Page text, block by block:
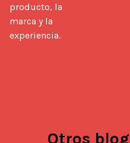
producto, la
marca y la
experiencia.
Otros